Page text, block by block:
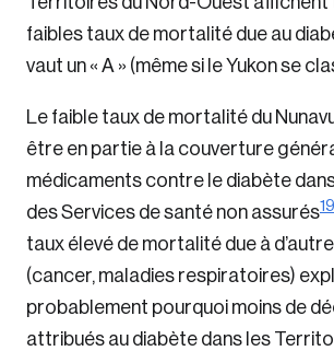
faibles taux de mortalité due au
vaut un « A » (même si le Yukon se
Le faible taux de mortalité du
être en partie à la couverture
médicaments contre le diabète
des Services de santé non assurés19
taux élevé de mortalité due à
(cancer, maladies respiratoires)
probablement pourquoi moins de
attribués au diabète dans les